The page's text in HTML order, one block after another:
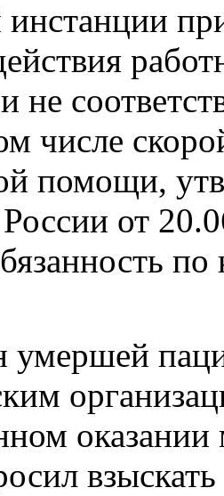
инстанции
не
числе
помощи,
от
взыскать